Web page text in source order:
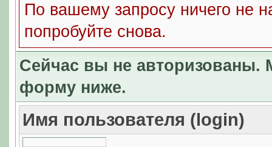
По вашему запросу ничего не
попробуйте снова.
Сейчас вы не авторизованы.
форму ниже.
Имя пользователя (login)